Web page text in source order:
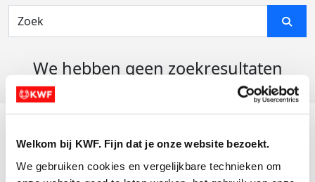
Welkom bij KWF. Fijn dat je onze website bezoekt.
We gebruiken cookies en vergelijkbare technieken om
We hebben geen zoekresultaten
Actiematerialen
Evenementen